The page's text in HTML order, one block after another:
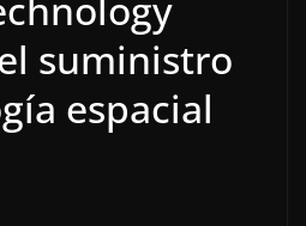
suministro
espacial